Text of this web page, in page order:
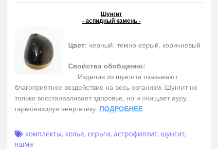
Шунгит
- аспидный камень -
Цвет: черный, темно-серый, коричневый
Свойства обобщенно:
Изделия из шунгита оказывают
благоприятное воздействие на весь организм. Шунгит не
только восстанавливает здоровье, но и очищает ауру,
гармонизируя энергетику. ПОДРОБНЕЕ
комплекты, колье, серьги, астрофиллит, шунгит,
яшма